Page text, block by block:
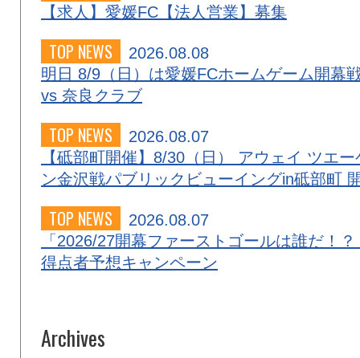
【求人】愛媛FC【法人営業】募集
TOP NEWS
2026.08.08
明日 8/9（日）は愛媛FCホームゲーム開幕
vs 奈良クラブ
TOP NEWS
2026.08.07
【砥部町開催】8/30（日） アウェイ ツエー
ン金沢戦パブリックビューイングin砥部町
TOP NEWS
2026.08.07
「2026/27開幕ファーストゴールは誰だ！？
得点者予想キャンペーン
Archives